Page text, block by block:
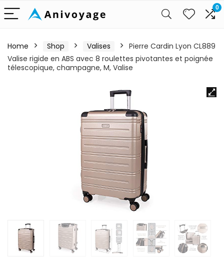
0
Home Shop Valises
Pierre Cardin Lyon CL889
Valise rigide en ABS avec 8 roulettes pivotantes et poignée
télescopique, champagne, M, Valise